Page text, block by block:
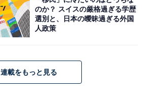
のか？ スイスの厳格過ぎる学歴
選別と、日本の曖昧過ぎる外国
人政策
連載をもっと見る